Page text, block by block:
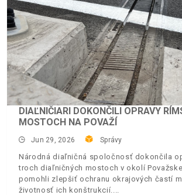
DIAĽNIČIARI DOKONČILI OPRAVY
MOSTOCH NA POVAŽÍ
Jun 29, 2026 Správy
Národná diaľničná spoločnosť dokončila
troch diaľničných mostoch v okolí
pomohli zlepšiť ochranu okrajových častí
životnosť ich konštrukcií.